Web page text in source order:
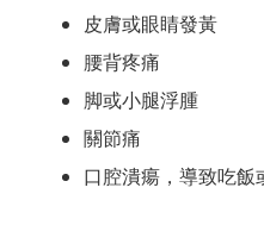
皮膚或眼睛發黃
腰背疼痛
脚或小腿浮腫
關節痛
口腔潰瘍，導致吃飯